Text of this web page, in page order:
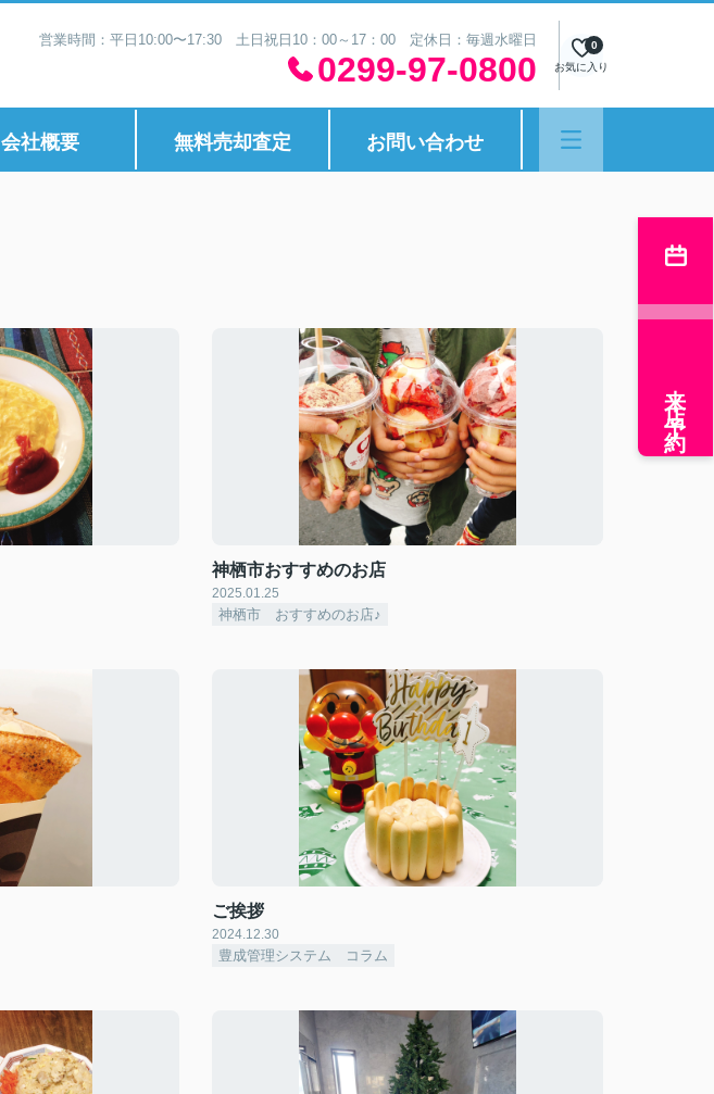
営業時間：平日10:00〜17:30 土日祝日10：00～17：00 定休日：毎週水曜日
0299-97-0800 お気に入り
0
会社概要 無料売却査定 お問い合わせ
神栖市おすすめのお店
2025.01.25
神栖市 おすすめのお店♪
ご挨拶
2024.12.30
豊成管理システム コラム
来店予約